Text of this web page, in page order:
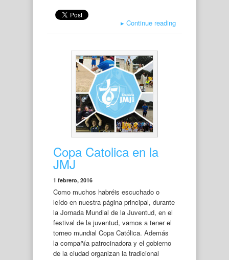
▸ Continue reading
Copa Catolica en la
JMJ
1 febrero, 2016
Como muchos habréis escuchado o
leído en nuestra página principal, durante
la Jornada Mundial de la Juventud, en el
festival de la juventud, vamos a tener el
torneo mundial Copa Católica. Además
la compañía patrocinadora y el gobierno
de la ciudad organizan la tradicional